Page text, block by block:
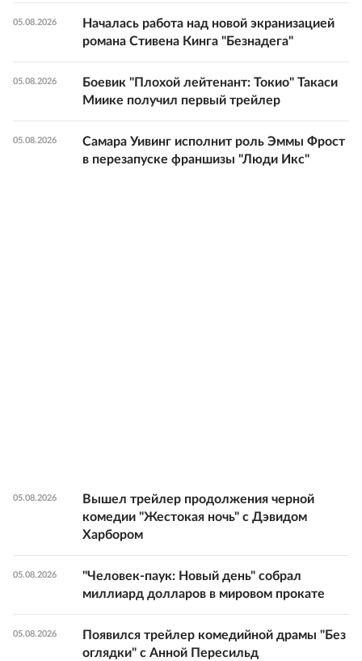
05.08.2026
Началась работа над новой экранизацией
романа Стивена Кинга "Безнадега"
05.08.2026
Боевик "Плохой лейтенант: Токио" Такаси
Миике получил первый трейлер
05.08.2026
Самара Уивинг исполнит роль Эммы Фрост
в перезапуске франшизы "Люди Икс"
05.08.2026
Вышел трейлер продолжения черной
комедии "Жестокая ночь" с Дэвидом
Харбором
05.08.2026
"Человек-паук: Новый день" собрал
миллиард долларов в мировом прокате
05.08.2026
Появился трейлер комедийной драмы "Без
оглядки" с Анной Пересильд